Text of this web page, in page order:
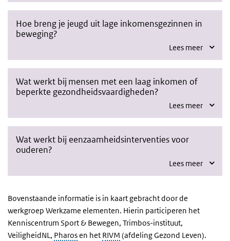
Hoe breng je jeugd uit lage inkomensgezinnen in
beweging?
Lees meer
Wat werkt bij mensen met een laag inkomen of
beperkte gezondheidsvaardigheden?
Lees meer
Wat werkt bij eenzaamheidsinterventies voor
ouderen?
Lees meer
Bovenstaande informatie is in kaart gebracht door de
werkgroep Werkzame elementen. Hierin participeren het
Kenniscentrum Sport & Bewegen, Trimbos-instituut,
VeiligheidNL, Pharosen het RIVM (afdeling Gezond Leven).